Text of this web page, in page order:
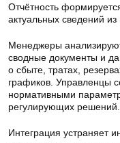
Отчётность
актуальных сведений из
Менеджеры
сводные документы и
о сбыте, тратах,
графиков. Управленцы
нормативными
регулирующих решений.
Интеграция устраняет